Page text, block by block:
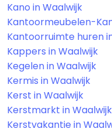
Kano in Waalwijk
Kantoormeubelen-
Kantoorruimte huren
Kappers in Waalwijk
Kegelen in Waalwijk
Kermis in Waalwijk
Kerst in Waalwijk
Kerstmarkt in Waalwijk
Kerstvakantie in